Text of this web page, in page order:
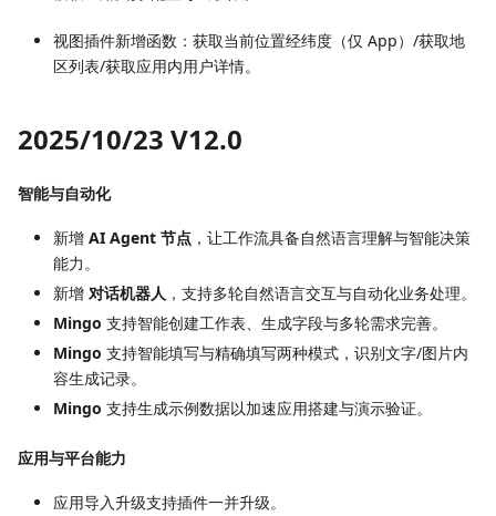
视图插件新增函数：获取当前位置经纬度（仅 App）/获取地
区列表/获取应用内用户详情。
2025/10/23 V12.0
智能与自动化
新增 AI Agent 节点 ，让工作流具备自然语言理解与智能决策
能力。
新增 对话机器人 ，支持多轮自然语言交互与自动化业务处理。
Mingo 支持智能创建工作表、生成字段与多轮需求完善。
Mingo 支持智能填写与精确填写两种模式，识别文字/图片内
容生成记录。
Mingo 支持生成示例数据以加速应用搭建与演示验证。
应用与平台能力
应用导入升级支持插件一并升级。